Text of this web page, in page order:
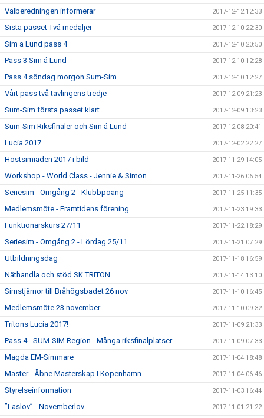
Valberedningen informerar 2017-12-12 12:33
Sista passet Två medaljer 2017-12-10 22:30
Sim a Lund pass 4 2017-12-10 20:50
Pass 3 Sim á Lund 2017-12-10 12:28
Pass 4 söndag morgon Sum-Sim 2017-12-10 12:27
Vårt pass två tävlingens tredje 2017-12-09 21:23
Sum-Sim första passet klart 2017-12-09 13:23
Sum-Sim Riksfinaler och Sim á Lund 2017-12-08 20:41
Lucia 2017 2017-12-02 22:27
Höstsimiaden 2017 i bild 2017-11-29 14:05
Workshop - World Class - Jennie & Simon 2017-11-26 06:54
Seriesim - Omgång 2 - Klubbpoäng 2017-11-25 11:35
Medlemsmöte - Framtidens förening 2017-11-23 19:33
Funktionärskurs 27/11 2017-11-22 18:29
Seriesim - Omgång 2 - Lördag 25/11 2017-11-21 07:29
Utbildningsdag 2017-11-18 16:59
Näthandla och stöd SK TRITON 2017-11-14 13:10
Simstjärnor till Bråhögsbadet 26 nov 2017-11-10 16:45
Medlemsmöte 23 november 2017-11-10 09:32
Tritons Lucia 2017! 2017-11-09 21:33
Pass 4 - SUM-SIM Region - Många riksfinalplatser 2017-11-09 07:33
Magda EM-Simmare 2017-11-04 18:48
Master - Åbne Mästerskap I Köpenhamn 2017-11-04 06:46
Styrelseinformation 2017-11-03 16:44
”Läslov” - Novemberlov 2017-11-01 21:22